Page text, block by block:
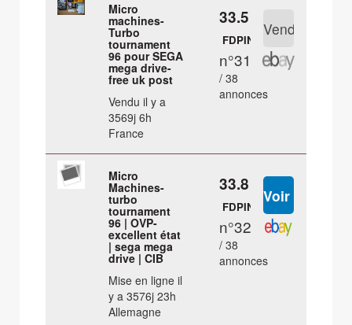
Micro
machines-
Turbo
tournament
96 pour SEGA
mega drive-
free uk post
Vendu il y a
3569j 6h
France
33.5 €
FDPIN
n°31
/ 38
annonces
Micro
Machines-
turbo
tournament
96 | OVP-
excellent état
| sega mega
drive | CIB
Mise en ligne il
y a 3576j 23h
Allemagne
33.8 €
FDPIN
n°32
/ 38
annonces